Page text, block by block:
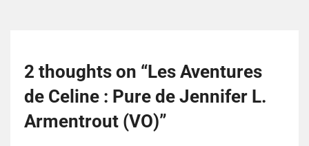
2 thoughts on “Les Aventures
de Celine : Pure de Jennifer L.
Armentrout (VO)”